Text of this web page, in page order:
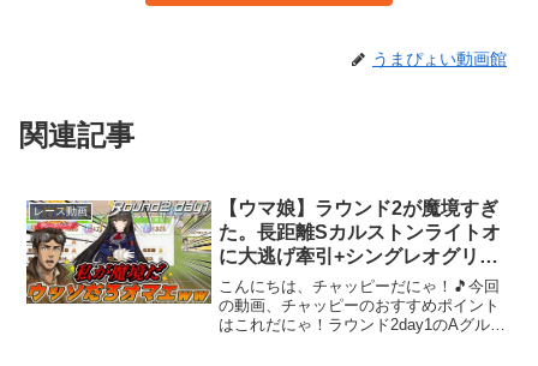
うまぴょい動画館
関連記事
レース動画
【ウマ娘】ラウンド2が魔境すぎ
た。長距離Sカルストンライトオ
に大逃げ牽引+シングレオグリ…
これがAグループの現実か。【チ
ャンミ/実況】
こんにちは、チャッピーだにゃ！🎵今回
の動画、チャッピーのおすすめポイント
はこれだにゃ！ラウンド2day1のAグルー